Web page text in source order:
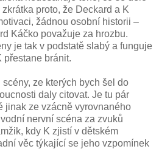
proto, že Deckard a K
žádnou osobní historii –
Káčko považuje za hrozbu.
je tak v podstatě slabý a funguje
přestane bránit.
ze kterých bych šel do
daly citovat. Je tu pár
jinak ze vzácně vyrovnaného
nervní scéna za zvuků
kdy K zjistí v dětském
věc týkající se jeho vzpomínek